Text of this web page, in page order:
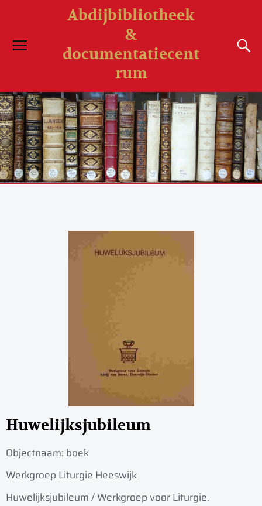
Abdijbibliotheek
&
documentatiecent
rum
Huwelijksjubileum
Objectnaam: boek
Werkgroep Liturgie Heeswijk
Huwelijksjubileum / Werkgroep voor Liturgie.